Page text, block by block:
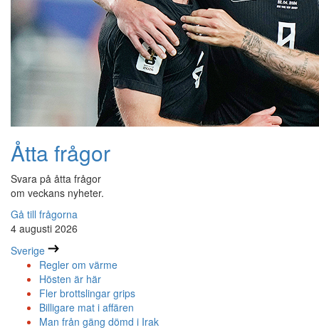
Åtta frågor
Svara på åtta frågor
om veckans nyheter.
Gå till frågorna
4 augusti 2026
Sverige
Regler om värme
Hösten är här
Fler brottslingar grips
Billigare mat i affären
Man från gäng dömd i Irak